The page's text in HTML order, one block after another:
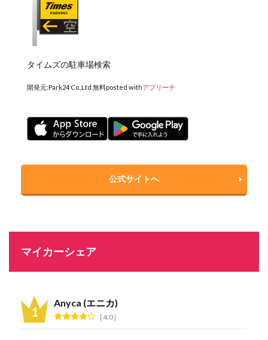
タイムズの駐車場検索
開発元:Park24 Co.,Ltd. 無料posted withアプリーチ
公式サイトへ
マイカーシェア
Anyca (エニカ)
4.0